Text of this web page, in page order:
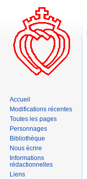
Accueil
Modifications récentes
Toutes les pages
Personnages
Bibliothèque
Nous écrire
Informations
rédactionnelles
Liens